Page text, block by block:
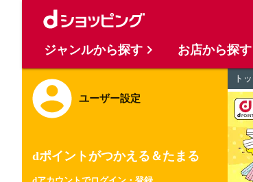
ユーザー設定
dポイントがつかえる＆たまる
dアカウントでログイン・登録
ト
ジャンルから探す お店から探す